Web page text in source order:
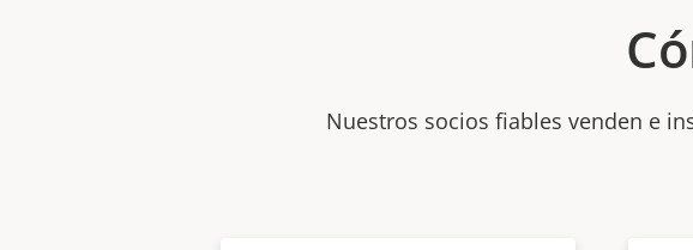
Nuestros socios fiables venden e